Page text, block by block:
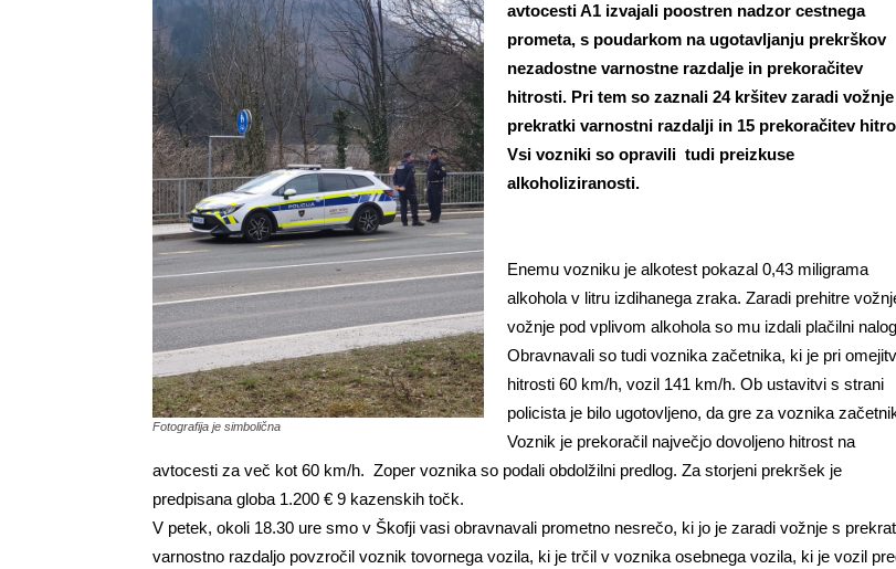
Fotografija je simbolična
avtocesti A1 izvajali poostren nadzor cestnega
prometa, s poudarkom na ugotavljanju prekrškov
nezadostne varnostne razdalje in prekoračitev
hitrosti. Pri tem so zaznali 24 kršitev zaradi
prekratki varnostni razdalji in 15 prekoračitev
Vsi vozniki so opravili tudi preizkuse
alkoholiziranosti.
Enemu vozniku je alkotest pokazal 0,43 miligrama
alkohola v litru izdihanega zraka. Zaradi prehitre
vožnje pod vplivom alkohola so mu izdali plačilni
Obravnavali so tudi voznika začetnika, ki je pri
hitrosti 60 km/h, vozil 141 km/h. Ob ustavitvi s strani
policista je bilo ugotovljeno, da gre za voznika
Voznik je prekoračil največjo dovoljeno hitrost na
avtocesti za več kot 60 km/h. Zoper voznika so podali obdolžilni predlog. Za storjeni prekršek je
predpisana globa 1.200 € 9 kazenskih točk.
V petek, okoli 18.30 ure smo v Škofji vasi obravnavali prometno nesrečo, ki jo je zaradi vožnje s
varnostno razdaljo povzročil voznik tovornega vozila, ki je trčil v voznika osebnega vozila, ki je vozil